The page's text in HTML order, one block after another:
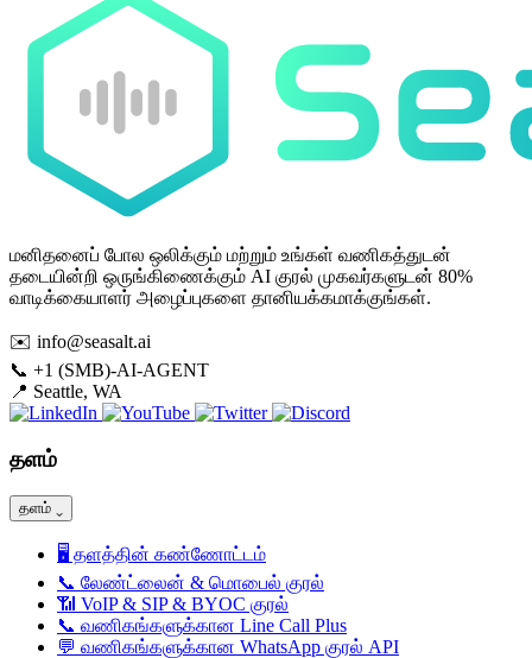
மனிதனைப் போல ஒலிக்கும் மற்றும் உங்கள் வணிகத்துடன்
தடையின்றி ஒருங்கிணைக்கும் AI குரல் முகவர்களுடன் 80%
வாடிக்கையாளர் அழைப்புகளை தானியக்கமாக்குங்கள்.
✉️ info@seasalt.ai
📞 +1 (SMB)-AI-AGENT
📍 Seattle, WA
தளம்
தளம்
🖥️ தளத்தின் கண்ணோட்டம்
📞 லேண்ட்லைன் & மொபைல் குரல்
📶 VoIP & SIP & BYOC குரல்
📞 வணிகங்களுக்கான Line Call Plus
💬 வணிகங்களுக்கான WhatsApp குரல் API